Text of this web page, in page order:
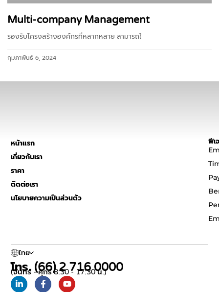
Multi-company Management
รองรับโครงสร้างองค์กรที่หลากหลาย สามารถใ
กุมภาพันธ์ 6, 2024
หน้าแรก
เกี่ยวกับเรา
ราคา
ติดต่อเรา
นโยบายความเป็นส่วนตัว
ฟีเ
ไทย
โทร. (66) 2 716 0000
(จันทร์ - ศุกร์ 8:30 - 17:30 น.)